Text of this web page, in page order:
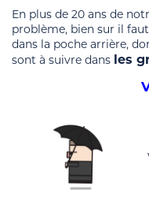
En plus de 20 ans de
problème, bien sur il
dans la poche arrière,
sont à suivre dans les